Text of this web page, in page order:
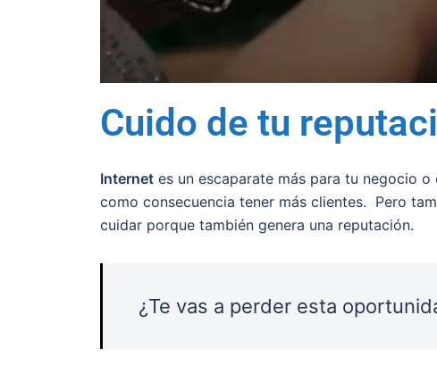
Cuido de tu
Internet es un escaparate más para tu negocio
como consecuencia tener más clientes. Pero
cuidar porque también genera una reputación.
¿Te vas a perder esta